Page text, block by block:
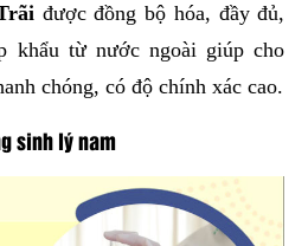
được đồng bộ hóa, đầy đủ,
khẩu từ nước ngoài giúp cho
chóng, có độ chính xác cao.
sinh lý nam